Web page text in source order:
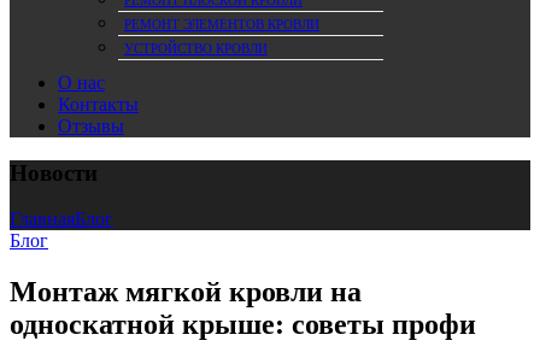
РЕМОНТ ЭЛЕМЕНТОВ КРОВЛИ
УСТРОЙСТВО КРОВЛИ
О нас
Контакты
Отзывы
Новости
ГлавнаяБлог
Блог
Монтаж мягкой кровли на
односкатной крыше: советы профи